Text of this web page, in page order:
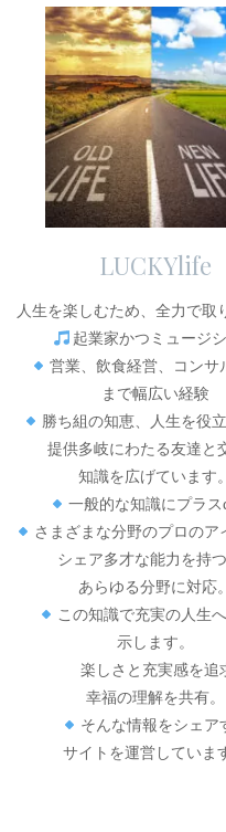
LUCKYlife
人生を楽しむため、全力で取
起業家かつミュージ
営業、飲食経営、コンサ
まで幅広い経験
勝ち組の知恵、人生を役
提供多岐にわたる友達と
知識を広げています。
一般的な知識にプラス
さまざまな分野のプロのア
シェア多才な能力を持
あらゆる分野に対応。
この知識で充実の人生
示します。
楽しさと充実感を追
幸福の理解を共有。
そんな情報をシェア
サイトを運営していま